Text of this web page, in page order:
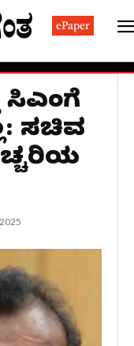
ePaper
ಸಿಎಂಗೆ
ಸಚಿವ